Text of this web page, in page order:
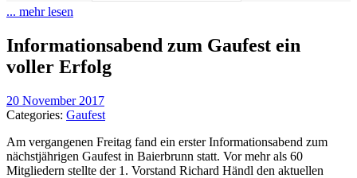
... mehr lesen
Informationsabend zum Gaufest ein
voller Erfolg
20 November 2017
Categories: Gaufest
Am vergangenen Freitag fand ein erster Informationsabend zum
nächstjährigen Gaufest in Baierbrunn statt. Vor mehr als 60
Mitgliedern stellte der 1. Vorstand Richard Händl den aktuellen